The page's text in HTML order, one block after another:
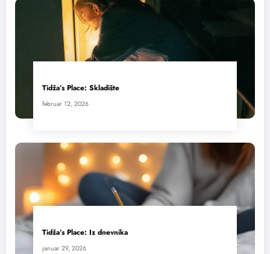
Tidža’s Place: Skladište
februar 12, 2026
Tidža’s Place: Iz dnevnika
januar 29, 2026